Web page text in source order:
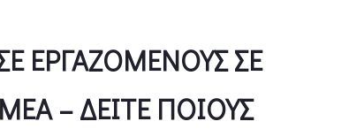
ΕΡΓΑΖΟΜΕΝΟΥΣ ΣΕ
– ΔΕΙΤΕ ΠΟΙΟΥΣ